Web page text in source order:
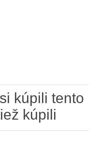
kúpili tento
kúpili